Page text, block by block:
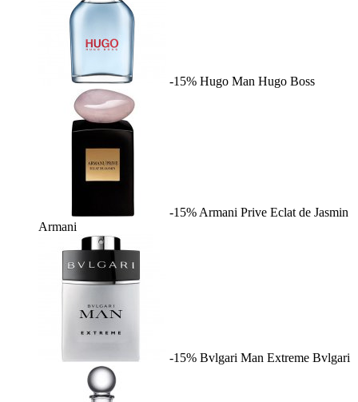
-15% Hugo Man Hugo Boss
-15% Armani Prive Eclat de Jasmin
Armani
-15% Bvlgari Man Extreme Bvlgari